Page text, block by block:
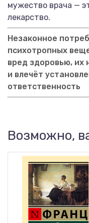
мужество врача —
лекарство.
Незаконное
психотропных
вред здоровью, их
и влечёт
ответственность
Возможно,